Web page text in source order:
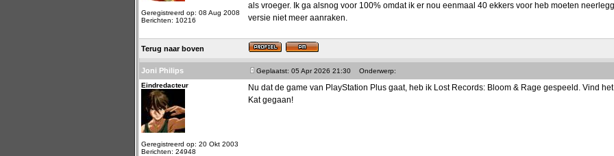
Geregistreerd op: 08 Aug 2008
Berichten: 10216
als vroeger. Ik ga alsnog voor 100% omdat ik er nou eenmaal 40 ekkers voor heb moeten
versie niet meer aanraken.
Terug naar boven
Joni Philips Geplaatst: 05 Apr 2026 21:30
Onderwerp:
Eindredacteur
Geregistreerd op: 20 Okt 2003
Berichten: 24948
Nu dat de game van PlayStation Plus gaat, heb ik Lost Records: Bloom & Rage gespeeld. Vind
Kat gegaan!